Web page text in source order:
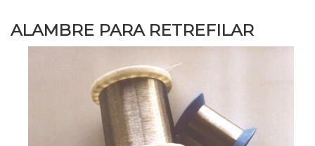
ALAMBRE PARA RETREFILAR